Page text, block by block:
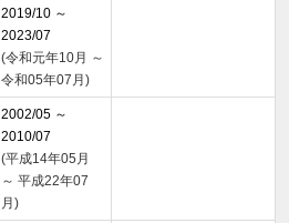
2019/10 ～
2023/07
(令和元年10月 ～
令和05年07月)
2002/05 ～
2010/07
(平成14年05月
～ 平成22年07
月)